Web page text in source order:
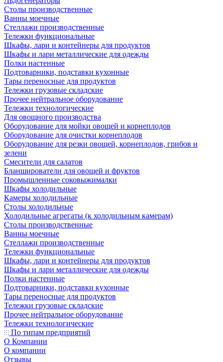
Столы производственные
Ванны моечные
Стеллажи производственные
Тележки функциональные
Шкафы, лари и контейнеры для продуктов
Шкафы и лари металлические для одежды
Полки настенные
Подтоварники, подставки кухонные
Тары переносные для продуктов
Тележки грузовые складские
Прочее нейтральное оборудование
Тележки технологические
Для овощного производства
Оборудование для мойки овощей и корнеплодов
Оборудование для очистки корнеплодов
Оборудование для резки овощей, корнеплодов, грибов и
зелени
Смесители для салатов
Бланширователи для овощей и фруктов
Промышленные соковыжималки
Шкафы холодильные
Камеры холодильные
Столы холодильные
Холодильные агрегаты (к холодильным камерам)
Столы производственные
Ванны моечные
Стеллажи производственные
Тележки функциональные
Шкафы, лари и контейнеры для продуктов
Шкафы и лари металлические для одежды
Полки настенные
Подтоварники, подставки кухонные
Тары переносные для продуктов
Тележки грузовые складские
Прочее нейтральное оборудование
Тележки технологические
По типам предприятий
О Компании
О компании
Отзывы